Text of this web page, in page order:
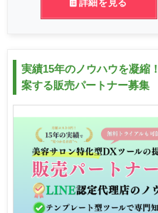
詳細を見る
実績15年のノウハウを凝縮
案する販売パートナー募集